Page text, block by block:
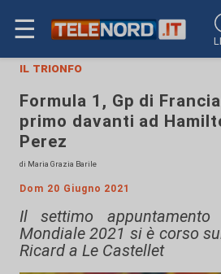
☰
il trionfo
Formula 1, Gp di
primo davanti ad
Perez
di Maria Grazia Barile
Dom 20 Giugno 2021
Il settimo appuntamento
Mondiale 2021 si è corso
Ricard a Le Castellet